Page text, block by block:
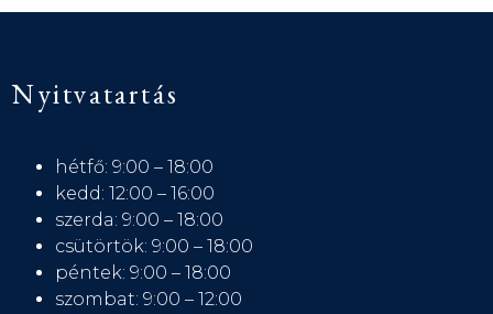
Nyitvatartás
hétfő: 9:00 – 18:00
kedd: 12:00 – 16:00
szerda: 9:00 – 18:00
csütörtök: 9:00 – 18:00
péntek: 9:00 – 18:00
szombat: 9:00 – 12:00